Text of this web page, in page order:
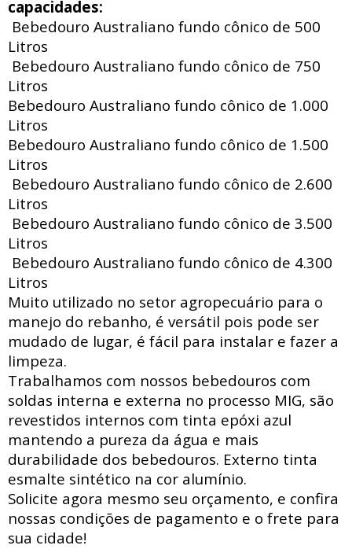
capacidades:
Bebedouro Australiano fundo cônico de 500
Litros
Bebedouro Australiano fundo cônico de 750
Litros
Bebedouro Australiano fundo cônico de 1.000
Litros
Bebedouro Australiano fundo cônico de 1.500
Litros
Bebedouro Australiano fundo cônico de 2.600
Litros
Bebedouro Australiano fundo cônico de 3.500
Litros
Bebedouro Australiano fundo cônico de 4.300
Litros
Muito utilizado no setor agropecuário para o
manejo do rebanho, é versátil pois pode ser
mudado de lugar, é fácil para instalar e fazer a
limpeza.
Trabalhamos com nossos bebedouros com
soldas interna e externa no processo MIG, são
revestidos internos com tinta epóxi azul
mantendo a pureza da água e mais
durabilidade dos bebedouros. Externo tinta
esmalte sintético na cor alumínio.
Solicite agora mesmo seu orçamento, e confira
nossas condições de pagamento e o frete para
sua cidade!